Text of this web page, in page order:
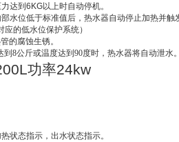
达到 6KG以上时自动停机。
水位低于标准值后，热水器自动停止加热并
的低水位保护系统）
的腐蚀生锈。
8公斤或温度达到90度时，热水器将自动泄水。
功率24kw
状态指示，出水状态指示。